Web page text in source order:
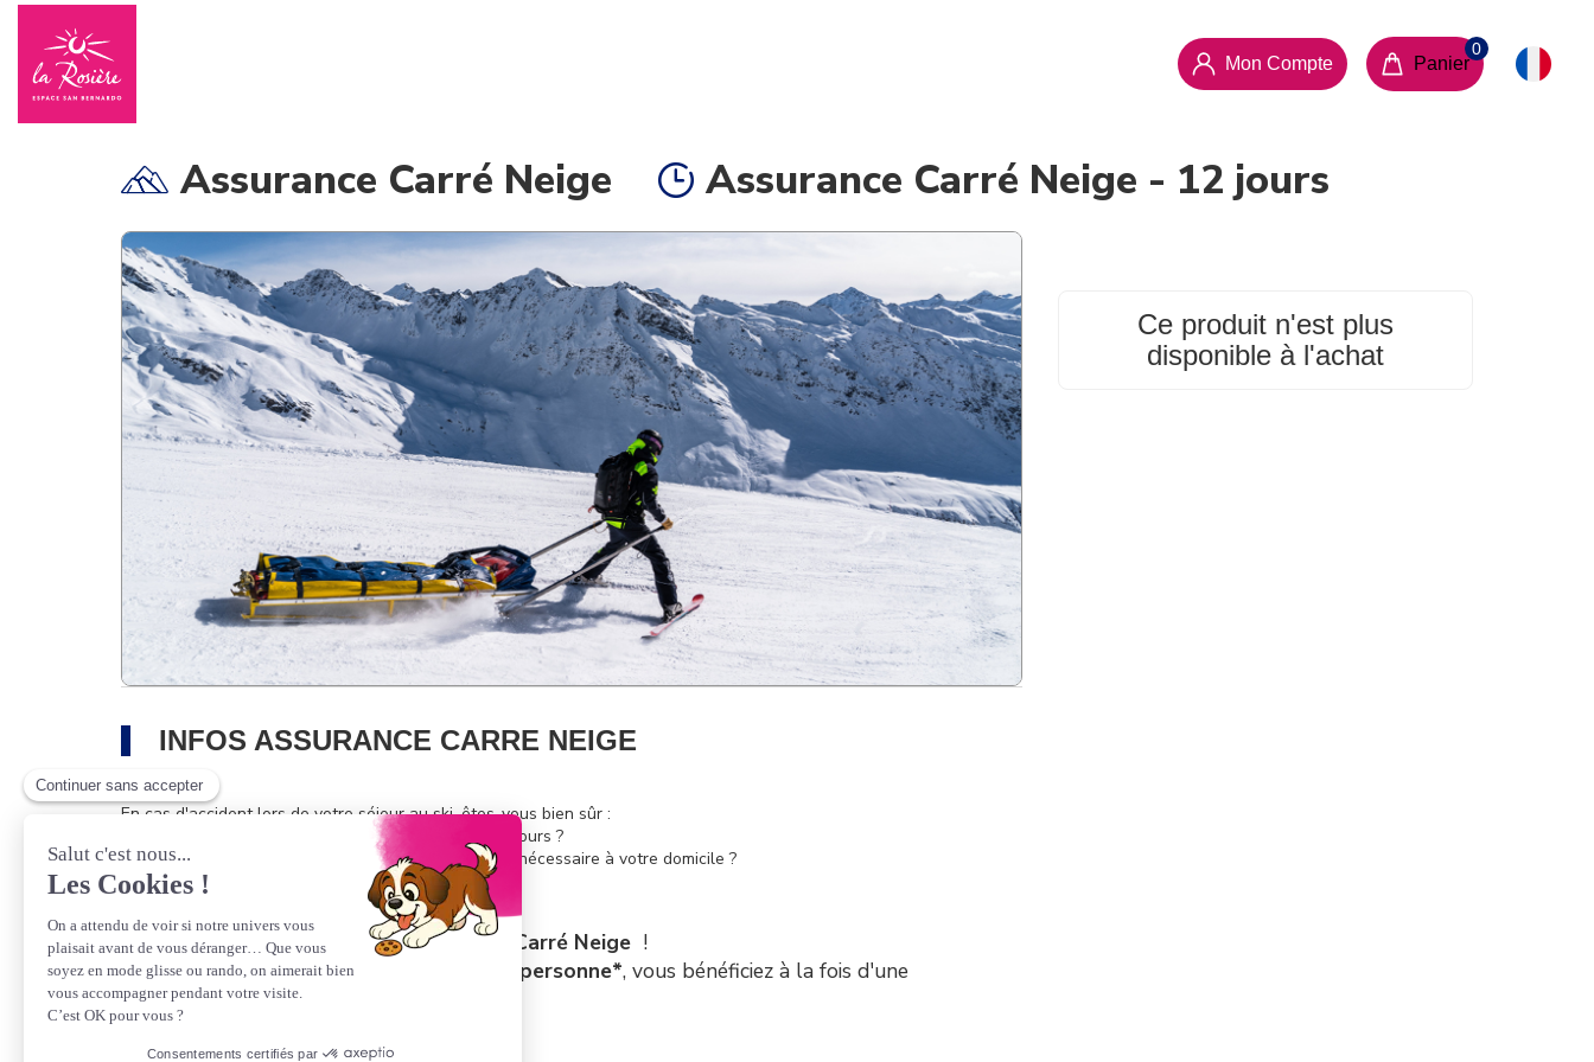
Mon Compte Panier
Assurance Carré Neige Assurance Carré Neige - 12 jours
Ce produit n'est plus
disponible à l'achat
INFOS ASSURANCE CARRE NEIGE
En cas d'accident lors de votre séjour au ski, êtes-vous bien sûr :
pour vos frais de recherche, de secours ?
- d'être pris en charge médicalement et rapatrié si nécessaire à votre domicile ?
En cas d'hésitation, faites confiance au Carré Neige !
Pour seulement3.50€ par jour et par personne*, vous bénéficiez à la fois d'une
assurance et d'une assistance.
*tarif plafonné à 28.00€ à partir de 8 jours.